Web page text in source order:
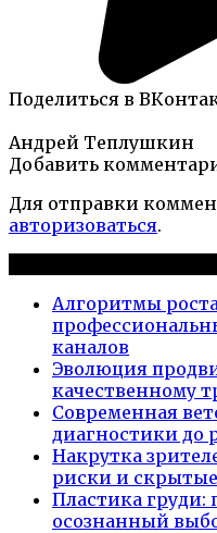
Поделиться в
Андрей Теплушкин
Добавить
Для отправки
авторизоваться.
Алгоритмы роста
каналов
Эволюция
качественному
Современная
диагностики до
Накрутка
риски и
Пластика груди:
осознанный